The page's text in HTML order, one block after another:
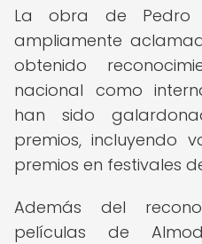
La obra de Pedro
ampliamente
obtenido
nacional como
han sido
premios, incluyendo
premios en festivales
Además del
películas de